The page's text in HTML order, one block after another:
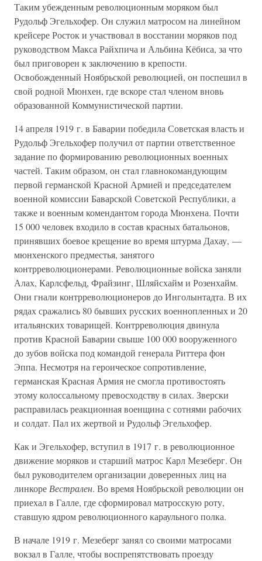
Таким убежденным революционным моряком был
Рудольф Эгельхофер. Он служил матросом на линейном
крейсере Росток и участвовал в восстании моряков под
руководством Макса Райхпича и Альбина Кёбиса, за что
был приговорен к заключению в крепости.
Освобожденный Ноябрьской революцией, он поспешил в
свой родной Мюнхен, где вскоре стал членом вновь
образованной Коммунистической партии.
14 апреля 1919 г. в Баварии победила Советская власть и
Рудольф Эгельхофер получил от партии ответственное
задание по формированию революционных военных
частей. Таким образом, он стал главнокомандующим
первой германской Красной Армией и председателем
военной комиссии Баварской Советской Республики, а
также и военным комендантом города Мюнхена. Почти
15 000 человек входило в состав красных батальонов,
принявших боевое крещение во время штурма Дахау, —
мюнхенского предместья, занятого
контрреволюционерами. Революционные войска заняли
Алах, Карлсфельд, Фрайзинг, Шляйсхайм и Розенхайм.
Они гнали контрреволюционеров до Инголынтадта. В их
рядах сражались 80 бывших русских военнопленных и 20
итальянских товарищей. Контрреволюция двинула
против Красной Баварии свыше 100 000 вооруженного
до зубов войска под командой генерала Риттера фон
Эппа. Несмотря на героическое сопротивление,
германская Красная Армия не смогла противостоять
этому колоссальному превосходству в силах. Зверски
расправилась реакционная военщина с сотнями рабочих
и солдат. Пал их жертвой и Рудольф Эгельхофер.
Как и Эгельхофер, вступил в 1917 г. в революционное
движение моряков и старший матрос Карл Мезеберг. Он
был руководителем организации доверенных лиц на
линкоре Вестрален. Во время Ноябрьской революции он
приехал в Галле, где сформировал матросскую роту,
ставшую ядром революционного караульного полка.
В начале 1919 г. Мезеберг занял со своими матросами
вокзал в Галле, чтобы воспрепятствовать проезду